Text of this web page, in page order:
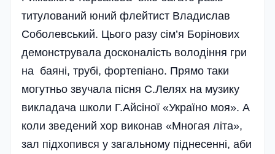
титулований юний флейтист Владислав
Соболевський. Цього разу сім’я Борінових
демонструвала досконалість володіння гри
на баяні, трубі, фортепіано. Прямо таки
могутньо звучала пісня С.Лелях на музику
викладача школи Г.Айсі­ної «Україно моя». А
коли зведений хор виконав «Многая літа»,
зал підхопився у загальному піднесенні, аби